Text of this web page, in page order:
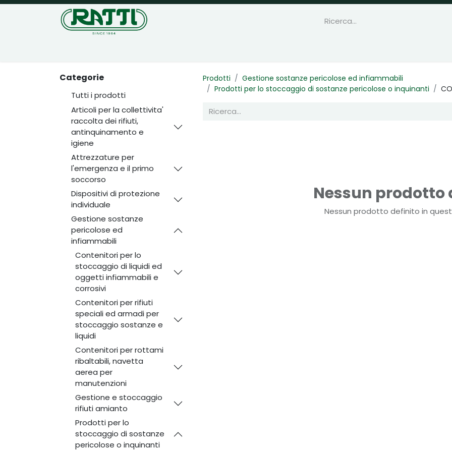
Categorie
Tutti i prodotti
Articoli per la collettivita'
raccolta dei rifiuti,
antinquinamento e
igiene
Attrezzature per
l'emergenza e il primo
soccorso
Dispositivi di protezione
individuale
Gestione sostanze
pericolose ed
infiammabili
Contenitori per lo
stoccaggio di liquidi ed
oggetti infiammabili e
corrosivi
Contenitori per rifiuti
speciali ed armadi per
stoccaggio sostanze e
liquidi
Contenitori per rottami
ribaltabili, navetta
aerea per
manutenzioni
Gestione e stoccaggio
rifiuti amianto
Prodotti per lo
stoccaggio di sostanze
pericolose o inquinanti
Prodotti
Gestione sostanze pericolose ed infiammabili
Prodotti per lo stoccaggio di sostanze pericolose o inquinanti
Nessun prodotto
Nessun prodotto definito in